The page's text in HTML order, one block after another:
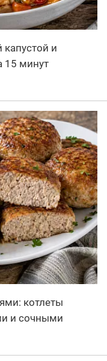
и
15 минут
котлеты
и сочными